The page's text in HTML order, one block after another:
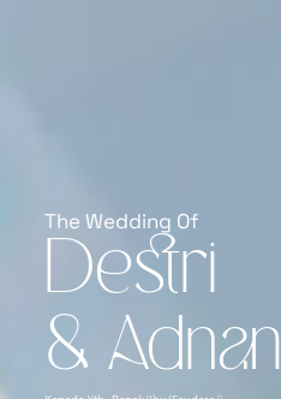
The Wedding Of
Destri
& Adnan